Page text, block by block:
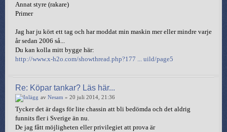
Annat styre (rakare)
Primer
Jag har ju kört ett tag och har moddat min maskin mer eller mindre varje
år sedan 2006 så...
Du kan kolla mitt bygge här:
http://www.x-h2o.com/showthread.php?177 ... uild/page5
Re: Köpar tankar? Läs här...
av Nesam » 20 juli 2014, 21:36
Tycker det är dags för lite chassin att bli bedömda och det aldrig
funnits fler i Sverige än nu.
De jag fått möjligheten eller privilegiet att prova är